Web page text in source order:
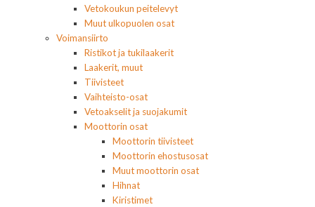
Vetokoukun peitelevyt
Muut ulkopuolen osat
Voimansiirto
Ristikot ja tukilaakerit
Laakerit, muut
Tiivisteet
Vaihteisto-osat
Vetoakselit ja suojakumit
Moottorin osat
Moottorin tiivisteet
Moottorin ehostusosat
Muut moottorin osat
Hihnat
Kiristimet